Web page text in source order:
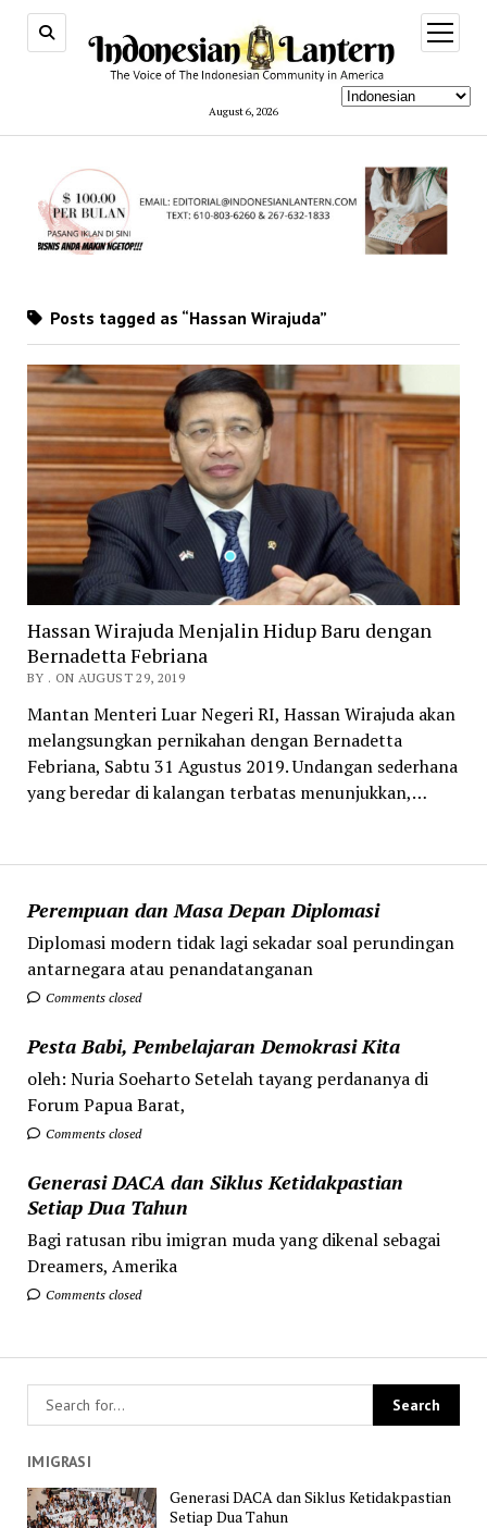
August 6, 2026
open
menu
Perempuan dan Masa Depan Diplomasi
Diplomasi modern tidak lagi sekadar soal perundingan
antarnegara atau penandatanganan
Comments closed
Pesta Babi, Pembelajaran Demokrasi Kita
oleh: Nuria Soeharto Setelah tayang perdananya di
Forum Papua Barat,
Comments closed
Generasi DACA dan Siklus Ketidakpastian
Setiap Dua Tahun
Bagi ratusan ribu imigran muda yang dikenal sebagai
Dreamers, Amerika
Comments closed
Posts tagged as “Hassan Wirajuda”
Hassan Wirajuda Menjalin Hidup Baru dengan
Bernadetta Febriana
BY . ON AUGUST 29, 2019
Mantan Menteri Luar Negeri RI, Hassan Wirajuda akan
melangsungkan pernikahan dengan Bernadetta
Febriana, Sabtu 31 Agustus 2019. Undangan sederhana
yang beredar di kalangan terbatas menunjukkan,…
IMIGRASI
Generasi DACA dan Siklus Ketidakpastian
Setiap Dua Tahun